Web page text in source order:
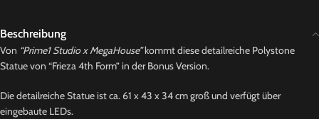
Beschreibung
Von “Prime1 Studio x MegaHouse”kommt diese detailreiche Polystone
Statue von “Frieza 4th Form” in der Bonus Version.
Die detailreiche Statue ist ca. 61 x 43 x 34 cm groß und verfügt über
eingebaute LEDs.